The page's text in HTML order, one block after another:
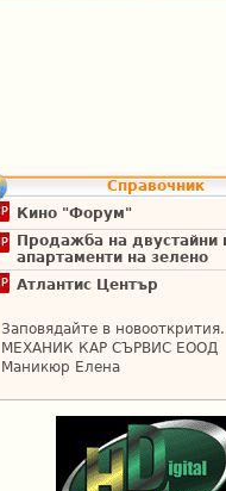
Справочник
Кино "Форум"
Продажба на двустайни
апартаменти на зелено
Атлантис Център
Заповядайте в
МЕХАНИК КАР СЪРВИС ЕООД
Маникюр Елена